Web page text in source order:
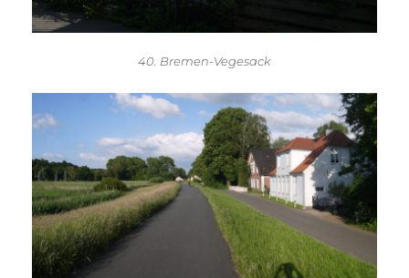
40. Bremen-Vegesack